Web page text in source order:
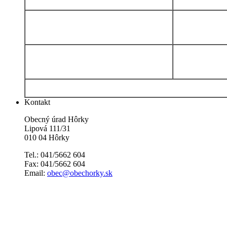
Kontakt
Obecný úrad Hôrky
Lipová 111/31
010 04 Hôrky
Tel.: 041/5662 604
Fax: 041/5662 604
Email: obec@obechorky.sk